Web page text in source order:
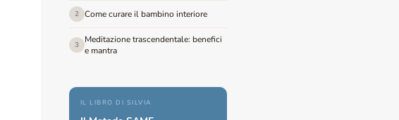
2 Come curare il bambino interiore
3
Meditazione trascendentale: benefici
e mantra
IL LIBRO DI SILVIA